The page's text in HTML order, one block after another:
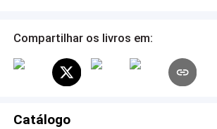
longo do tempo, Alice nota que : " Ele
respondidas, mas só Alice será capaz de
Compartilhar os livros em:
Catálogo